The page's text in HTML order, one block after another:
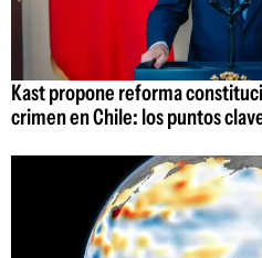
Kast propone reforma
crimen en Chile: los puntos